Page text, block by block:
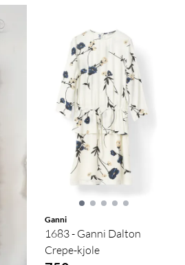
Ganni
1683 - Ganni Dalton
Crepe-kjole